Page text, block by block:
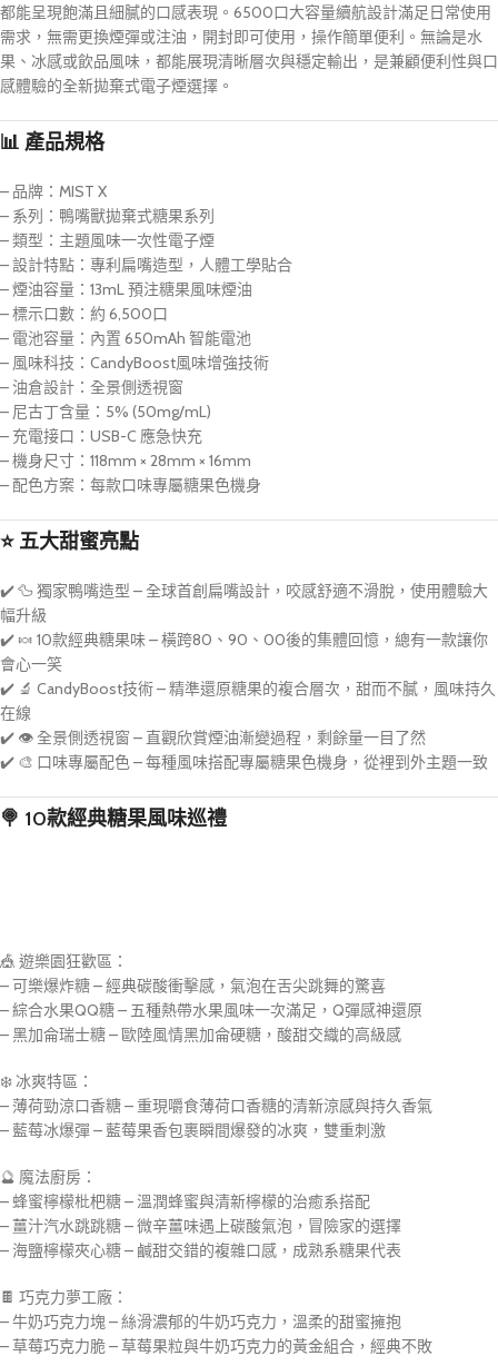
都能呈現飽滿且細膩的口感表現。6500口大容量續航設計滿足日常使用
需求，無需更換煙彈或注油，開封即可使用，操作簡單便利。無論是水
果、冰感或飲品風味，都能展現清晰層次與穩定輸出，是兼顧便利性與口
感體驗的全新拋棄式電子煙選擇。
📊 產品規格
– 品牌：MIST X
– 系列：鴨嘴獸拋棄式糖果系列
– 類型：主題風味一次性電子煙
– 設計特點：專利扁嘴造型，人體工學貼合
– 煙油容量：13mL 預注糖果風味煙油
– 標示口數：約 6,500口
– 電池容量：內置 650mAh 智能電池
– 風味科技：CandyBoost風味增強技術
– 油倉設計：全景側透視窗
– 尼古丁含量：5% (50mg/mL)
– 充電接口：USB-C 應急快充
– 機身尺寸：118mm × 28mm × 16mm
– 配色方案：每款口味專屬糖果色機身
⭐ 五大甜蜜亮點
✔️ 🦆 獨家鴨嘴造型 – 全球首創扁嘴設計，咬感舒適不滑脫，使用體驗大
幅升級
✔️ 🍬 10款經典糖果味 – 橫跨80、90、00後的集體回憶，總有一款讓你
會心一笑
✔️ 🔬 CandyBoost技術 – 精準還原糖果的複合層次，甜而不膩，風味持久
在線
✔️ 👁️ 全景側透視窗 – 直觀欣賞煙油漸變過程，剩餘量一目了然
✔️ 🎨 口味專屬配色 – 每種風味搭配專屬糖果色機身，從裡到外主題一致
🍭 10款經典糖果風味巡禮
🎪 遊樂園狂歡區：
– 可樂爆炸糖 – 經典碳酸衝擊感，氣泡在舌尖跳舞的驚喜
– 綜合水果QQ糖 – 五種熱帶水果風味一次滿足，Q彈感神還原
– 黑加侖瑞士糖 – 歐陸風情黑加侖硬糖，酸甜交織的高級感
❄️ 冰爽特區：
– 薄荷勁涼口香糖 – 重現嚼食薄荷口香糖的清新涼感與持久香氣
– 藍莓冰爆彈 – 藍莓果香包裹瞬間爆發的冰爽，雙重刺激
🔮 魔法廚房：
– 蜂蜜檸檬枇杷糖 – 溫潤蜂蜜與清新檸檬的治癒系搭配
– 薑汁汽水跳跳糖 – 微辛薑味遇上碳酸氣泡，冒險家的選擇
– 海鹽檸檬夾心糖 – 鹹甜交錯的複雜口感，成熟系糖果代表
🍫 巧克力夢工廠：
– 牛奶巧克力塊 – 絲滑濃郁的牛奶巧克力，溫柔的甜蜜擁抱
– 草莓巧克力脆 – 草莓果粒與牛奶巧克力的黃金組合，經典不敗